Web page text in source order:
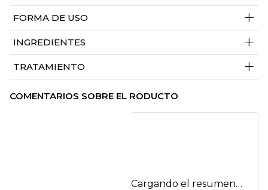
FORMA DE USO +
INGREDIENTES +
TRATAMIENTO +
COMENTARIOS SOBRE EL RODUCTO
Cargando el resumen…